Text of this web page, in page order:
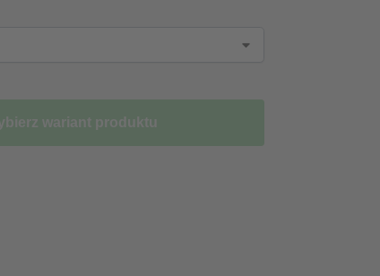
wariant produktu